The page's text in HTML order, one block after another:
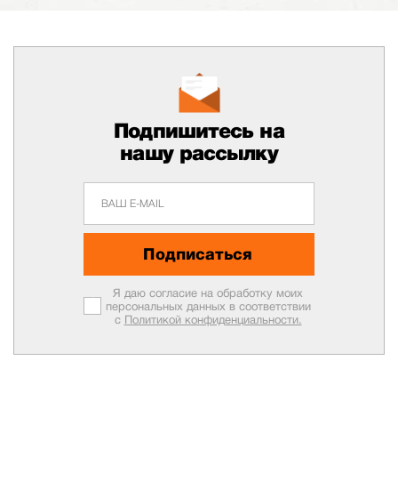
Подпишитесь на
нашу рассылку
Подписаться
Я даю согласие на обработку моих
персональных данных в соответствии
с Политикой конфиденциальности.